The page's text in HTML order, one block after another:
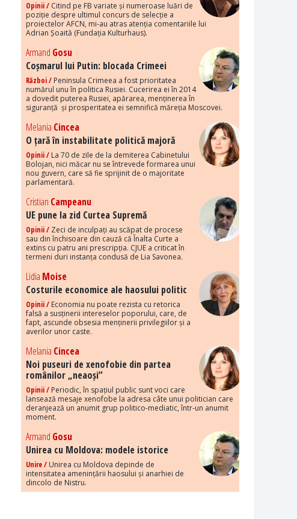
Opinii / Citind pe FB variate și numeroase luări de
poziție despre ultimul concurs de selecție a
proiectelor AFCN, mi-au atras atenția comentariile lui
Adrian Șoaită (Fundația Kulturhaus).
Armand Gosu
Coșmarul lui Putin: blocada Crimeei
Război / Peninsula Crimeea a fost prioritatea
numărul unu în politica Rusiei. Cucerirea ei în 2014
a dovedit puterea Rusiei, apărarea, menținerea în
siguranță și prosperitatea ei semnifică măreția Moscovei.
Melania Cincea
O țară în instabilitate politică majoră
Opinii / La 70 de zile de la demiterea Cabinetului
Bolojan, nici măcar nu se întrevede formarea unui
nou guvern, care să fie sprijinit de o majoritate
parlamentară.
Cristian Campeanu
UE pune la zid Curtea Supremă
Opinii / Zeci de inculpați au scăpat de procese
sau din închisoare din cauză că Înalta Curte a
extins cu patru ani prescripția. CJUE a criticat în
termeni duri instanța condusă de Lia Savonea.
Lidia Moise
Costurile economice ale haosului politic
Opinii / Economia nu poate rezista cu retorica
falsă a susținerii intereselor poporului, care, de
fapt, ascunde obsesia menținerii privilegiilor și a
averilor unor caste.
Melania Cincea
Noi puseuri de xenofobie din partea
românilor „neaoși”
Opinii / Periodic, în spațiul public sunt voci care
lansează mesaje xenofobe la adresa câte unui politician care
deranjează un anumit grup politico-mediatic, într-un anumit
moment.
Armand Gosu
Unirea cu Moldova: modele istorice
Unire / Unirea cu Moldova depinde de
intensitatea amenințării haosului și anarhiei de
dincolo de Nistru.